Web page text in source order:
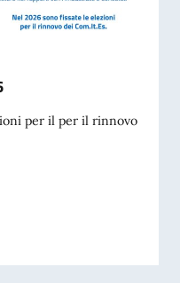
per il per il rinnovo